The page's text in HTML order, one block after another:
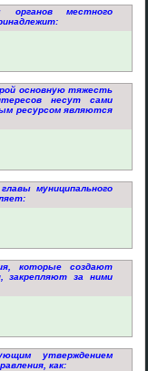
местного
основную тяжесть
несут сами
ресурсом являются
муниципального
которые создают
закрепляют за ними
утверждением
как: